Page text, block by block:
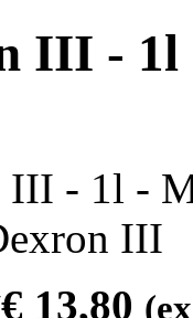
III - 1l
III - 1l -
III
€ 13,80